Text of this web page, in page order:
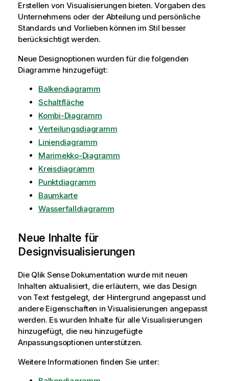
Erstellen von Visualisierungen bieten. Vorgaben des
Unternehmens oder der Abteilung und persönliche
Standards und Vorlieben können im Stil besser
berücksichtigt werden.
Neue Designoptionen wurden für die folgenden
Diagramme hinzugefügt:
Balkendiagramm
Schaltfläche
Kombi-Diagramm
Verteilungsdiagramm
Liniendiagramm
Marimekko-Diagramm
Kreisdiagramm
Punktdiagramm
Baumkarte
Wasserfalldiagramm
Neue Inhalte für
Designvisualisierungen
Die Qlik SenseDokumentation wurde mit neuen
Inhalten aktualisiert, die erläutern, wie das Design
von Text festgelegt, der Hintergrund angepasst und
andere Eigenschaften in Visualisierungen angepasst
werden. Es wurden Inhalte für alle Visualisierungen
hinzugefügt, die neu hinzugefügte
Anpassungsoptionen unterstützen.
Weitere Informationen finden Sie unter: